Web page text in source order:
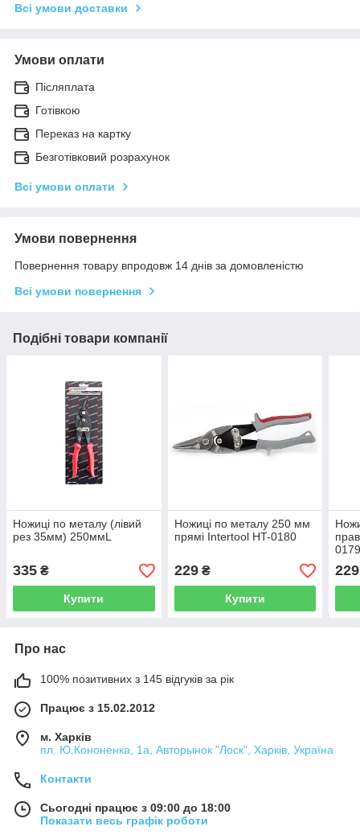
Всі умови доставки
Умови оплати
Післяплата
Готівкою
Переказ на картку
Безготівковий розрахунок
Всі умови оплати
Умови повернення
Повернення товару впродовж 14 днів за домовленістю
Всі умови повернення
Подібні товари компанії
Ножиці по металу (лівий
рез 35мм) 250ммL
335 ₴
Купити
Ножиці по металу 250 мм
прямі Intertool HT-0180
229₴
Купити
229
Про нас
100% позитивних з 145 відгуків за рік
Працює з 15.02.2012
м. Харків
пл. Ю.Кононенка, 1а, Авторынок "Лоск", Харків, Україна
Контакти
Сьогодні працює з 09:00 до 18:00
Показати весь графік роботи